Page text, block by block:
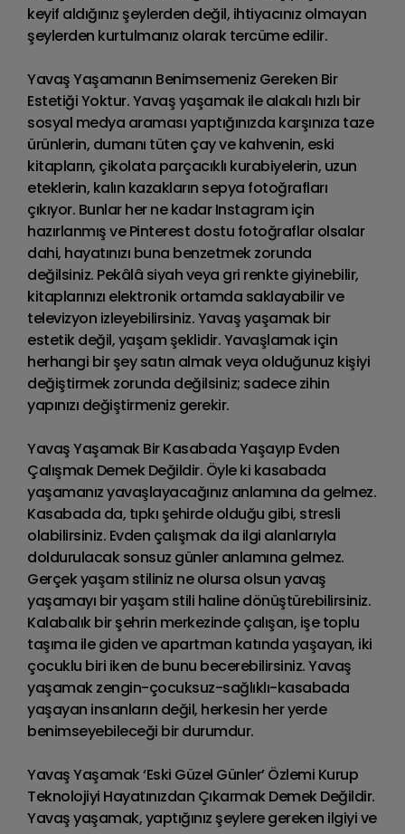
keyif aldığınız şeylerden değil, ihtiyacınız olmayan
şeylerden kurtulmanız olarak tercüme edilir.
Yavaş Yaşamanın Benimsemeniz Gereken Bir
Estetiği Yoktur. Yavaş yaşamak ile alakalı hızlı bir
sosyal medya araması yaptığınızda karşınıza taze
ürünlerin, dumanı tüten çay ve kahvenin, eski
kitapların, çikolata parçacıklı kurabiyelerin, uzun
eteklerin, kalın kazakların sepya fotoğrafları
çıkıyor. Bunlar her ne kadar Instagram için
hazırlanmış ve Pinterest dostu fotoğraflar olsalar
dahi, hayatınızı buna benzetmek zorunda
değilsiniz. Pekâlâ siyah veya gri renkte giyinebilir,
kitaplarınızı elektronik ortamda saklayabilir ve
televizyon izleyebilirsiniz. Yavaş yaşamak bir
estetik değil, yaşam şeklidir. Yavaşlamak için
herhangi bir şey satın almak veya olduğunuz kişiyi
değiştirmek zorunda değilsiniz; sadece zihin
yapınızı değiştirmeniz gerekir.
Yavaş Yaşamak Bir Kasabada Yaşayıp Evden
Çalışmak Demek Değildir. Öyle ki kasabada
yaşamanız yavaşlayacağınız anlamına da gelmez.
Kasabada da, tıpkı şehirde olduğu gibi, stresli
olabilirsiniz. Evden çalışmak da ilgi alanlarıyla
doldurulacak sonsuz günler anlamına gelmez.
Gerçek yaşam stiliniz ne olursa olsun yavaş
yaşamayı bir yaşam stili haline dönüştürebilirsiniz.
Kalabalık bir şehrin merkezinde çalışan, işe toplu
taşıma ile giden ve apartman katında yaşayan, iki
çocuklu biri iken de bunu becerebilirsiniz. Yavaş
yaşamak zengin-çocuksuz-sağlıklı-kasabada
yaşayan insanların değil, herkesin her yerde
benimseyebileceği bir durumdur.
Yavaş Yaşamak ‘Eski Güzel Günler’ Özlemi Kurup
Teknolojiyi Hayatınızdan Çıkarmak Demek Değildir.
Yavaş yaşamak, yaptığınız şeylere gereken ilgiyi ve